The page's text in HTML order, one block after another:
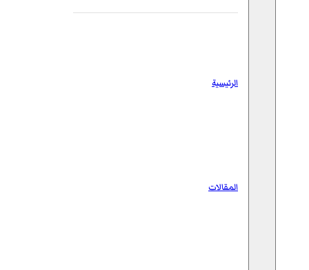
الرئيسية
المقالات